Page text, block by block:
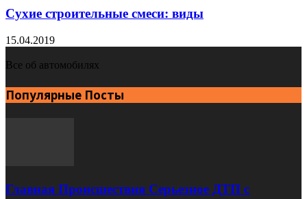
Сухие строительные смеси: виды
15.04.2019
Все об автомобилях
Популярные Посты
Главная Происшествия Серьезное ДТП с